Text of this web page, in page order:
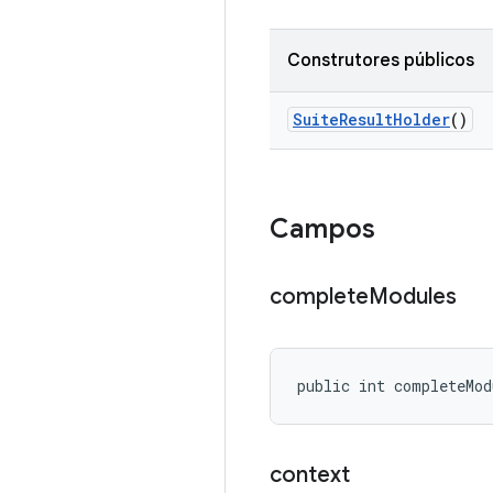
Construtores públicos
SuiteResultHolder()
Campos
completeModules
public int
context